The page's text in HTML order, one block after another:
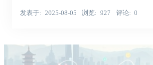
发表于 2025-08-05 浏览 927 评论 0